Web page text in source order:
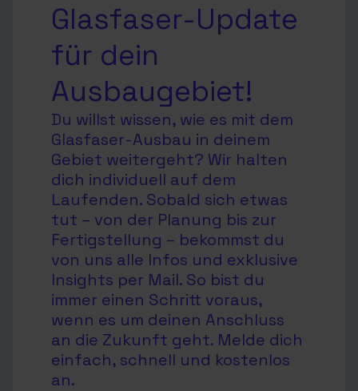
Glasfaser-Update
für dein
Ausbaugebiet!
Du willst wissen, wie es mit dem
Glasfaser-Ausbau in deinem
Gebiet weitergeht? Wir halten
dich individuell auf dem
Laufenden. Sobald sich etwas
tut – von der Planung bis zur
Fertigstellung – bekommst du
von uns alle Infos und exklusive
Insights per Mail. So bist du
immer einen Schritt voraus,
wenn es um deinen Anschluss
an die Zukunft geht. Melde dich
einfach, schnell und kostenlos
an.